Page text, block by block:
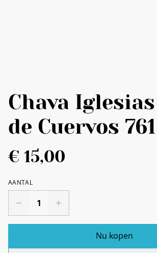
Chava
de Cuervos 761
€ 15,00
AANTAL
Nu kopen